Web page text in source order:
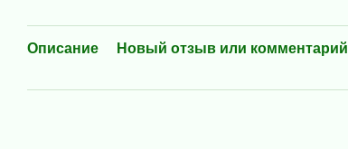
Описание Новый отзыв или комментарий